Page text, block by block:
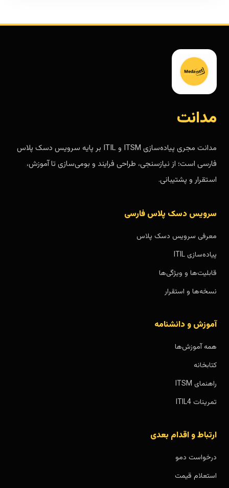
مدانت
مدانت مجری پیاده‌سازی ITSM و ITIL بر پایه سرویس دسک پلاس
فارسی است؛ از نیازسنجی، طراحی فرایند و بومی‌سازی تا آموزش،
استقرار و پشتیبانی.
سرویس دسک پلاس فارسی
معرفی سرویس دسک پلاس
پیاده‌سازی ITIL
قابلیت‌ها و ویژگی‌ها
نسخه‌ها و استقرار
آموزش و دانشنامه
همه آموزش‌ها
کتابخانه
راهنمای ITSM
تمرینات ITIL4
ارتباط و اقدام بعدی
درخواست دمو
استعلام قیمت